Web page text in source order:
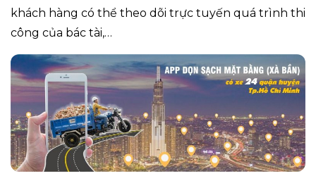
khách hàng có thể theo dõi trực tuyến quá trình thi
công của bác tài,…